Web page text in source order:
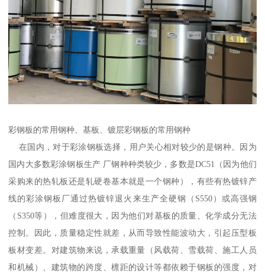
彩钢板的常用钢种、基板、镀层彩钢板的常用钢种
在国内，对于彩涂钢板选择，用户关心相对较少的是钢种。因为
国内大多数彩涂钢板生产 厂钢种种类较少，多数是DC51（因为他们
采购来的热轧板还是轧硬卷基本就是一个钢种），有些有热镀锌产
线的彩涂钢板厂通过热镀锌退火来生产全硬钢（S550）或高强钢
（S350等），但难度很大，因为他们对基板的质量、化学成分无法
控制。因此，质量稳定性就差，从而导致性能波动大，引起压型板
板材变差。对建筑物来说，承载重量（风载荷、雪载荷、施工人员
和机械）、建筑物的跨度、檩距的设计等都依赖于钢板的强度，对